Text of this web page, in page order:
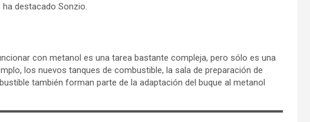
ha destacado Sonzio.
con metanol es una tarea bastante compleja, pero sólo es una
los nuevos tanques de combustible, la sala de preparación de
también forman parte de la adaptación del buque al metanol